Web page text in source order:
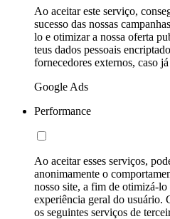
Ao aceitar este serviço,
sucesso das nossas
lo e otimizar a nossa oferta
teus dados pessoais
fornecedores externos, caso
Google Ads
Performance
Ao aceitar esses serviços,
anonimamente o
nosso site, a fim de otimizá-
experiência geral do usuário.
os seguintes serviços de